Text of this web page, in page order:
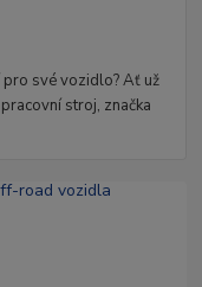
své vozidlo? Ať už
stroj, značka